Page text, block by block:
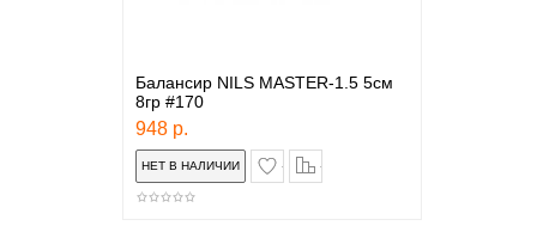
Балансир NILS MASTER-1.5 5см
8гр #170
948 р.
в закладки